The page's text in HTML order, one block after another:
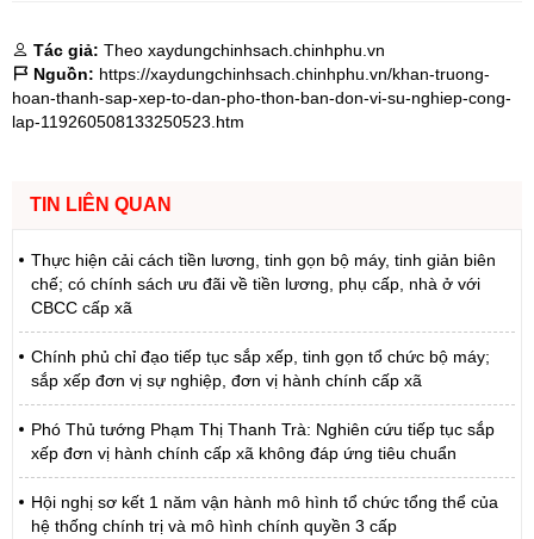
Tác giả: Theo xaydungchinhsach.chinhphu.vn
Nguồn: https://xaydungchinhsach.chinhphu.vn/khan-truong-
hoan-thanh-sap-xep-to-dan-pho-thon-ban-don-vi-su-nghiep-cong-
lap-119260508133250523.htm
TIN LIÊN QUAN
Thực hiện cải cách tiền lương, tinh gọn bộ máy, tinh giản biên
chế; có chính sách ưu đãi về tiền lương, phụ cấp, nhà ở với
CBCC cấp xã
Chính phủ chỉ đạo tiếp tục sắp xếp, tinh gọn tổ chức bộ máy;
sắp xếp đơn vị sự nghiệp, đơn vị hành chính cấp xã
Phó Thủ tướng Phạm Thị Thanh Trà: Nghiên cứu tiếp tục sắp
xếp đơn vị hành chính cấp xã không đáp ứng tiêu chuẩn
Hội nghị sơ kết 1 năm vận hành mô hình tổ chức tổng thể của
hệ thống chính trị và mô hình chính quyền 3 cấp